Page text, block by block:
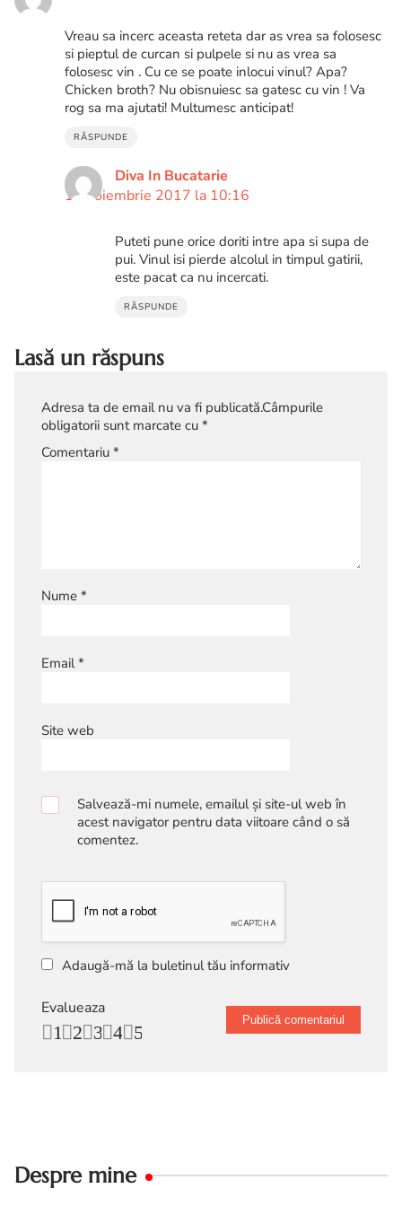
Vreau sa incerc aceasta reteta dar as vrea sa folosesc
si pieptul de curcan si pulpele si nu as vrea sa
folosesc vin . Cu ce se poate inlocui vinul? Apa?
Chicken broth? Nu obisnuiesc sa gatesc cu vin ! Va
rog sa ma ajutati! Multumesc anticipat!
RĂSPUNDE
Diva In Bucatarie
12 noiembrie 2017 la 10:16
Puteti pune orice doriti intre apa si supa de
pui. Vinul isi pierde alcolul in timpul gatirii,
este pacat ca nu incercati.
RĂSPUNDE
Lasă un răspuns
Adresa ta de email nu va fi publicată.Câmpurile
obligatorii sunt marcate cu *
Comentariu *
Nume *
Email*
Site web
Salvează-mi numele, emailul și site-ul web în
acest navigator pentru data viitoare când o să
comentez.
Adaugă-mă la buletinul tău informativ
Evalueaza
5
4
3
2
1
Despre mine